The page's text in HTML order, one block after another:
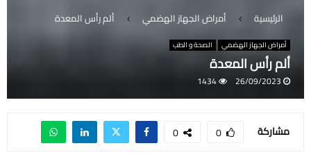
الرئيسية أمراض الجهاز الهضمي ألم رأس المعدة
أمراض الجهاز الهضمي الصحة و الطب
ألم رأس المعدة
26/09/2023
1434
مشاركة 0
0